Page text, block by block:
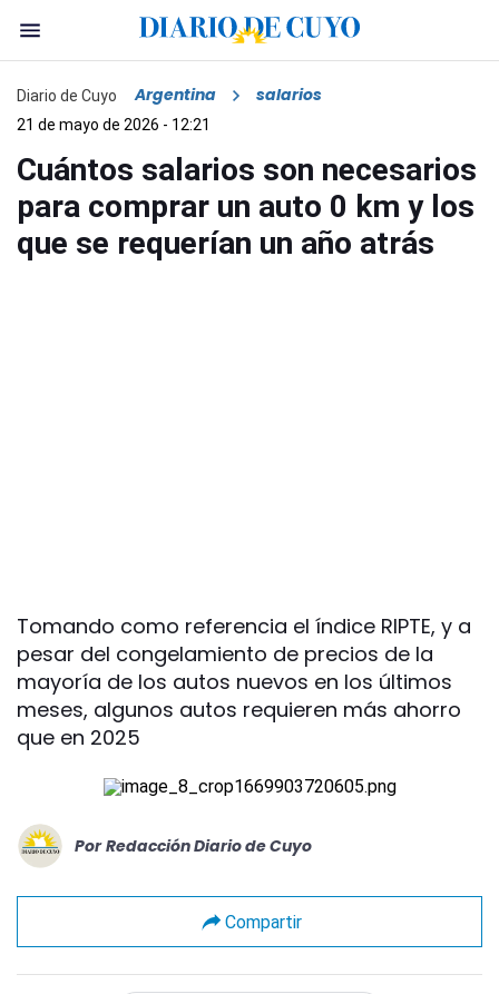
Diario de Cuyo Argentina salarios
21 de mayo de 2026 - 12:21
Cuántos salarios son necesarios
para comprar un auto 0 km y los
que se requerían un año atrás
Tomando como referencia el índice RIPTE, y a
pesar del congelamiento de precios de la
mayoría de los autos nuevos en los últimos
meses, algunos autos requieren más ahorro
que en 2025
Por Redacción Diario de Cuyo
Compartir